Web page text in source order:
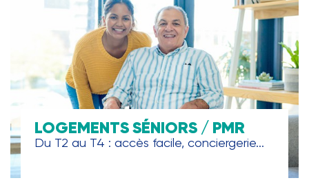
LOGEMENTS SÉNIORS / PMR
Du T2 au T4 : accès facile, conciergerie...